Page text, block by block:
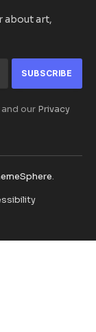
about art,
our Privacy
.